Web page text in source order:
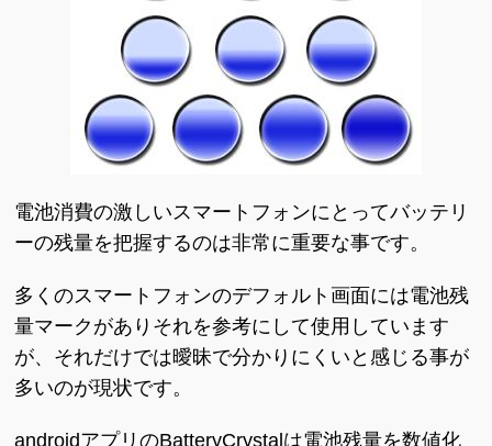
電池消費の激しいスマートフォンにとってバッテリ
ーの残量を把握するのは非常に重要な事です。
多くのスマートフォンのデフォルト画面には電池残
量マークがありそれを参考にして使用しています
が、それだけでは曖昧で分かりにくいと感じる事が
多いのが現状です。
androidアプリのBatteryCrystalは電池残量を数値化